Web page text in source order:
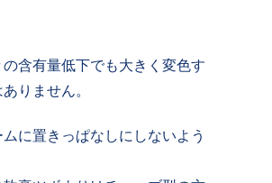
含有量低下でも大きく変色す
りません。
に置きっぱなしにしないよう